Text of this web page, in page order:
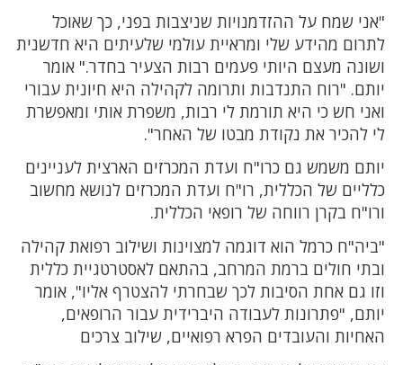
"אני שמח על ההזדמנויות שניצבות בפני, כך שאוכל
לתרום מהידע שלי ומראיית עולמי שלעיתים היא חדשנית
ושונה מעצם היותי פעמים רבות הצעיר בחדר." אומר
יותם. "רוח התנדבות ותרומה לקהילה היא חיונית עבורי
ואני חש כי היא תורמת לי רבות, משפרת אותי ומאפשרת
לי להכיר את נקודת מבטו של האחר".
יותם משמש גם כרו"ח ועדת המכרזים הארצית לעניינים
כלליים של הכללית, רו"ח ועדת המכרזים לנושא מחשוב
ורו"ח בקרן רווחה של רופאי הכללית.
"ביה"ח כרמל הוא דוגמה למצוינות ושילוב רפואת קהילה
ובתי חולים ברמת המרחב, בהתאם לאסטרטגיית כללית
וזו גם אחת הסיבות לכך שבחרתי להצטרף אליו", אומר
יותם, "פתרונות לעבודה היברידית עבור הרופאים,
האחיות והעובדים הפרא רפואיים, שילוב צרכים